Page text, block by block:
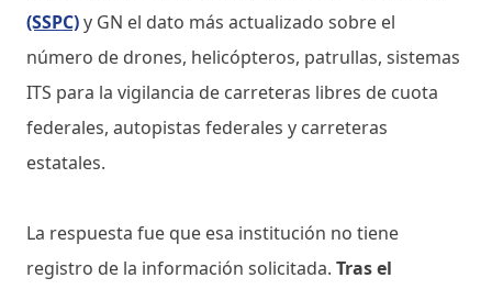
(SSPC)y GN el dato más actualizado sobre el
número de drones, helicópteros, patrullas, sistemas
ITS para la vigilancia de carreteras libres de cuota
federales, autopistas federales y carreteras
estatales.
La respuesta fue que esa institución no tiene
registro de la información solicitada. Tras el